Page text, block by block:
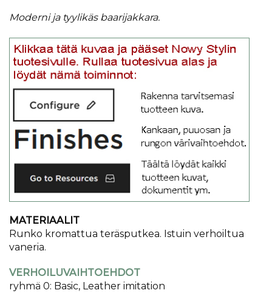
Moderni ja tyylikäs baarijakkara.
MATERIAALIT
Runko kromattua teräsputkea. Istuin verhoiltua
vaneria.
VERHOILUVAIHTOEHDOT
ryhmä 0: Basic, Leather imitation